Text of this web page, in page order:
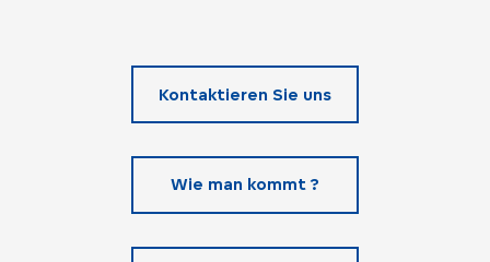
Kontaktieren Sie uns
Wie man kommt ?